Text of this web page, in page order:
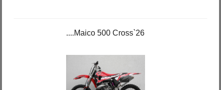
....Maico 500 Cross`26